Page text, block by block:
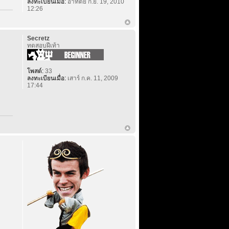
ลงทะเบียนเมื่อ:อาทิตย์ ก.ย. 19, 2010
12:26
Secretz
ทดสอบฝีเท้า
โพสต์:33
ลงทะเบียนเมื่อ:เสาร์ ก.ค. 11, 2009
17:44